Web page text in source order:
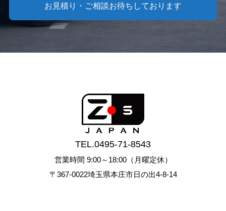
お見積り・ご相談お待ちしております
TEL.0495-71-8543
営業時間 9:00～18:00（月曜定休）
〒367-0022埼玉県本庄市日の出4-8-14